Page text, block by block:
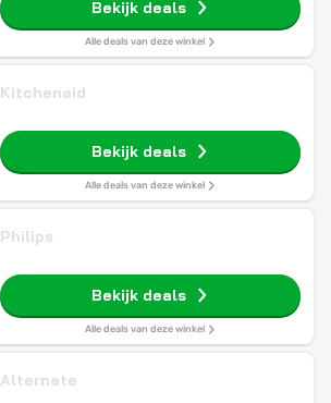
Bekijk deals
Alle deals van deze winkel
Kitchenaid
Bekijk deals
Alle deals van deze winkel
Philips
Bekijk deals
Alle deals van deze winkel
Alternate